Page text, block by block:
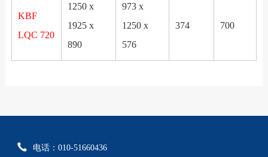
KBF
LQC 720
1250 x
1925 x
890
973 x
1250 x
576
374 700
电话：010-51660436